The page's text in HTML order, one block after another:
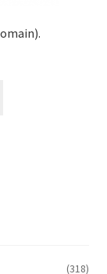
(318)